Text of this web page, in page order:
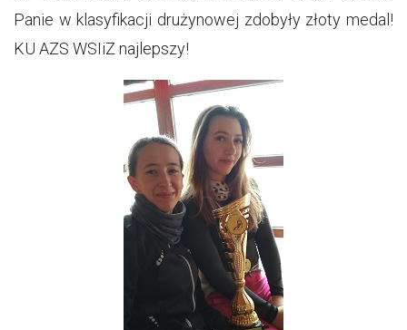
Panie w klasyfikacji drużynowej zdobyły złoty medal!
KU AZS WSIiZ najlepszy!